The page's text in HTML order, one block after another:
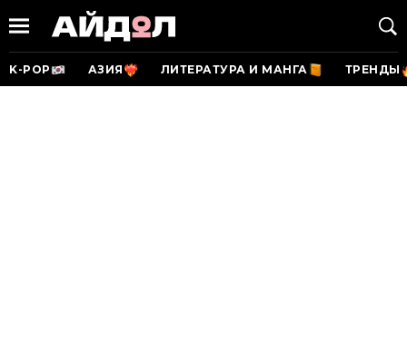
K-POP АЗИЯ ЛИТЕРАТУРА И МАНГА ТРЕНДЫ